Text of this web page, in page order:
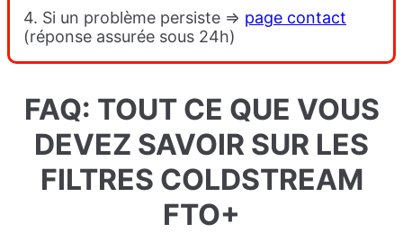
4. Si un problème persiste => page contact
(réponse assurée sous 24h)
FAQ: TOUT CE QUE VOUS
DEVEZ SAVOIR SUR LES
FILTRES COLDSTREAM
FTO+